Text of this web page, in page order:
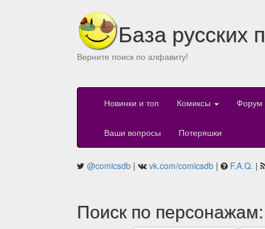
База русских
Верните поиск по алфавиту!
Новинки и топ Комиксы Форум
Ваши вопросы Потеряшки
@comicsdb | vk.com/comicsdb | F.A.Q. |
Поиск по